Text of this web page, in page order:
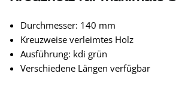
Durchmesser: 140 mm
Kreuzweise verleimtes Holz
Ausführung: kdi grün
Verschiedene Längen verfügbar